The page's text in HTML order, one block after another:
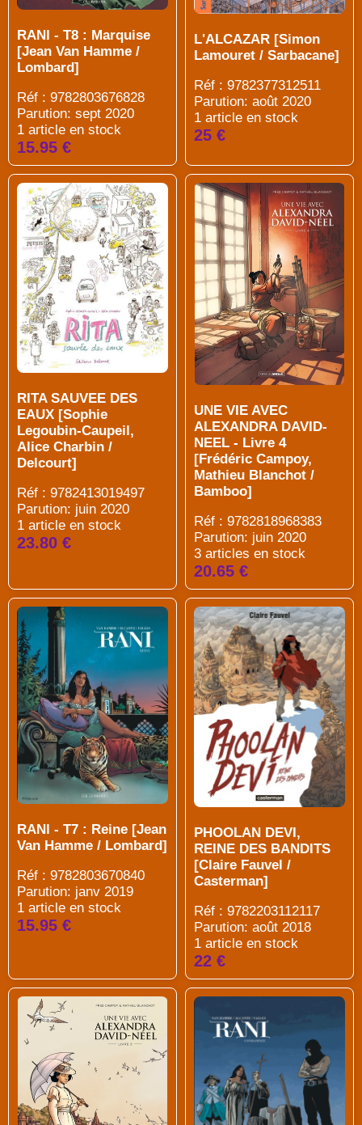
RANI - T8 : Marquise
[Jean Van Hamme /
Lombard]
Réf : 9782803676828
Parution: sept 2020
1 article en stock
15.95 €
L'ALCAZAR [Simon
Lamouret / Sarbacane]
Réf : 9782377312511
Parution: août 2020
1 article en stock
25 €
RITA SAUVEE DES
EAUX [Sophie
Legoubin-Caupeil,
Alice Charbin /
Delcourt]
Réf : 9782413019497
Parution: juin 2020
1 article en stock
23.80 €
UNE VIE AVEC
ALEXANDRA DAVID-
NEEL - Livre 4
[Frédéric Campoy,
Mathieu Blanchot /
Bamboo]
Réf : 9782818968383
Parution: juin 2020
3 articles en stock
20.65 €
RANI - T7 : Reine [Jean
Van Hamme / Lombard]
Réf : 9782803670840
Parution: janv 2019
1 article en stock
15.95 €
PHOOLAN DEVI,
REINE DES BANDITS
[Claire Fauvel /
Casterman]
Réf : 9782203112117
Parution: août 2018
1 article en stock
22 €